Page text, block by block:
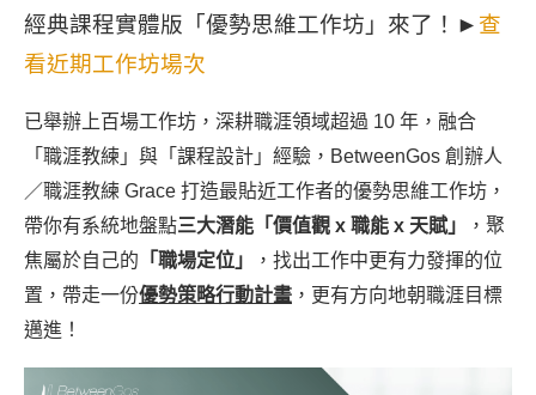
經典課程實體版「優勢思維工作坊」來了！► 查
看近期工作坊場次
已舉辦上百場工作坊，深耕職涯領域超過 10 年，融合
「職涯教練」與「課程設計」經驗，BetweenGos 創辦人
／職涯教練 Grace 打造最貼近工作者的優勢思維工作坊，
帶你有系統地盤點三大潛能「價值觀 x 職能 x 天賦」
，聚
焦屬於自己的 「職場定位」
，找出工作中更有力發揮的位
置，帶走一份優勢策略行動計畫 ，更有方向地朝職涯目標
邁進！